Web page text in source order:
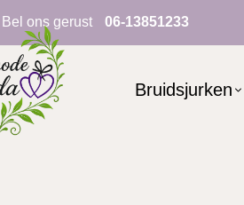
Bel ons gerust 06-13851233
Bruidsjurken